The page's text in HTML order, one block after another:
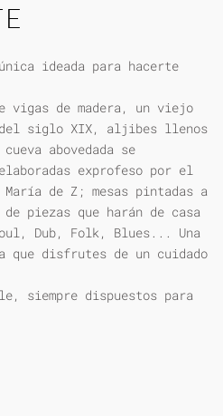
ideada para hacerte
vigas de madera, un viejo
siglo XIX, aljibes llenos
abovedada se
exprofeso por el
de Z; mesas pintadas a
de piezas que harán de casa
Dub, Folk, Blues... Una
que disfrutes de un cuidado
siempre dispuestos para